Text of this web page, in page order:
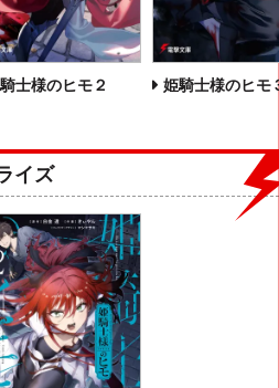
士様のヒモ２ 姫騎士様のヒモ
イズ